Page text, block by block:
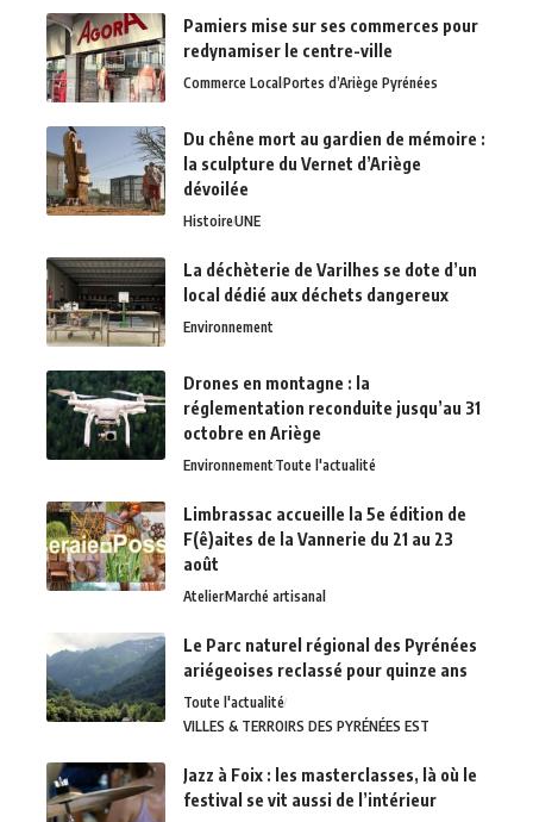
Pamiers mise sur ses commerces pour
redynamiser le centre-ville
Commerce LocalPortes d’Ariège Pyrénées
Du chêne mort au gardien de mémoire :
la sculpture du Vernet d’Ariège
dévoilée
HistoireUNE
La déchèterie de Varilhes se dote d’un
local dédié aux déchets dangereux
Environnement
Drones en montagne : la
réglementation reconduite jusqu’au 31
octobre en Ariège
EnvironnementToute l'actualité
Limbrassac accueille la 5e édition de
F(ê)aites de la Vannerie du 21 au 23
août
AtelierMarché artisanal
Le Parc naturel régional des Pyrénées
ariégeoises reclassé pour quinze ans
Toute l'actualité
VILLES & TERROIRS DES PYRÉNÉES EST
Jazz à Foix : les masterclasses, là où le
festival se vit aussi de l’intérieur